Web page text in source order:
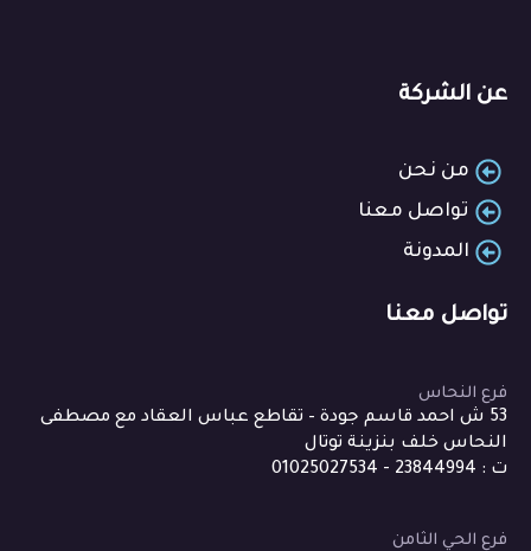
عن الشركة
من نحن
تواصل معنا
المدونة
تواصل معنا
فرع النحاس
53 ش احمد قاسم جودة – تقاطع عباس العقاد مع مصطفى
النحاس خلف بنزينة توتال
ت : 23844994 - 01025027534
فرع الحي الثامن